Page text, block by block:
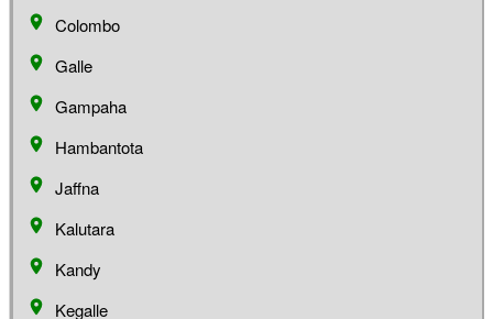
Colombo
Galle
Gampaha
Hambantota
Jaffna
Kalutara
Kandy
Kegalle